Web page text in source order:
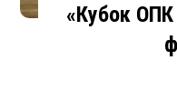
«Кубок